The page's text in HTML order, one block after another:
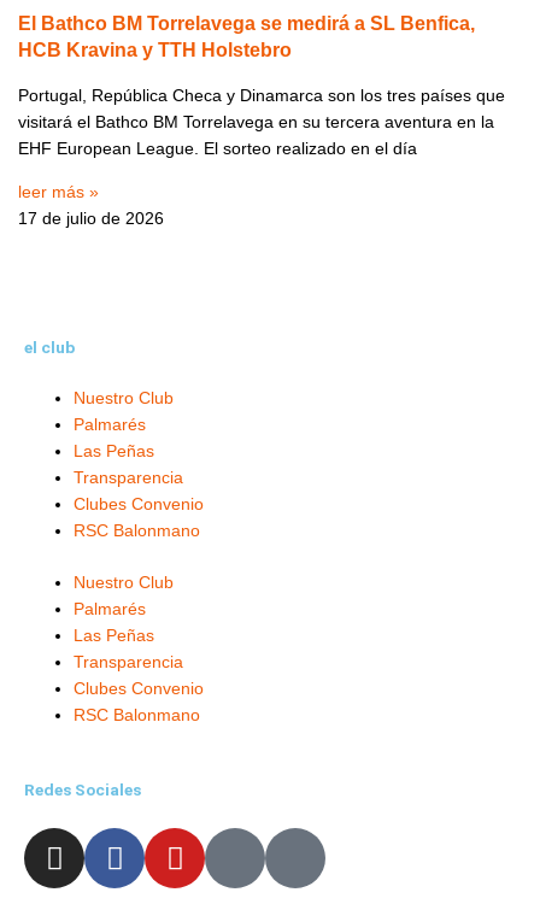
El Bathco BM Torrelavega se medirá a SL Benfica,
HCB Kravina y TTH Holstebro
Portugal, República Checa y Dinamarca son los tres países que
visitará el Bathco BM Torrelavega en su tercera aventura en la
EHF European League. El sorteo realizado en el día
leer más »
17 de julio de 2026
el club
Nuestro Club
Palmarés
Las Peñas
Transparencia
Clubes Convenio
RSC Balonmano
Nuestro Club
Palmarés
Las Peñas
Transparencia
Clubes Convenio
RSC Balonmano
Redes Sociales
I
n
F
a
Y
o
X
L